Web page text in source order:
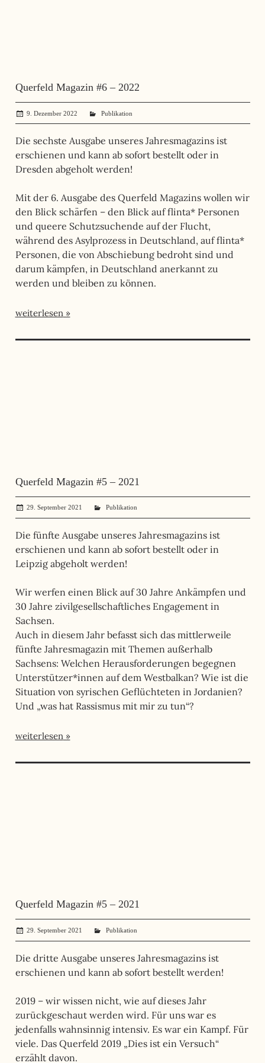
Querfeld Magazin #6 – 2022
9. Dezember 2022 administrator
Publikation
Die sechste Ausgabe unseres Jahresmagazins ist
erschienen und kann ab sofort bestellt oder in
Dresden abgeholt werden!
Mit der 6. Ausgabe des Querfeld Magazins wollen wir
den Blick schärfen – den Blick auf flinta* Personen
und queere Schutzsuchende auf der Flucht,
während des Asylprozess in Deutschland, auf flinta*
Personen, die von Abschiebung bedroht sind und
darum kämpfen, in Deutschland anerkannt zu
werden und bleiben zu können.
weiterlesen
Querfeld Magazin #5 – 2021
29. September 2021 administrator
Publikation
Die fünfte Ausgabe unseres Jahresmagazins ist
erschienen und kann ab sofort bestellt oder in
Leipzig abgeholt werden!
Wir werfen einen Blick auf 30 Jahre Ankämpfen und
30 Jahre zivilgesellschaftliches Engagement in
Sachsen.
Auch in diesem Jahr befasst sich das mittlerweile
fünfte Jahresmagazin mit Themen außerhalb
Sachsens: Welchen Herausforderungen begegnen
Unterstützer*innen auf dem Westbalkan? Wie ist die
Situation von syrischen Geflüchteten in Jordanien?
Und „was hat Rassismus mit mir zu tun“?
weiterlesen
Querfeld Magazin #5 – 2021
29. September 2021 administrator
Publikation
Die dritte Ausgabe unseres Jahresmagazins ist
erschienen und kann ab sofort bestellt werden!
2019 – wir wissen nicht, wie auf dieses Jahr
zurückgeschaut werden wird. Für uns war es
jedenfalls wahnsinnig intensiv. Es war ein Kampf. Für
viele. Das Querfeld 2019 „Dies ist ein Versuch“
erzählt davon.